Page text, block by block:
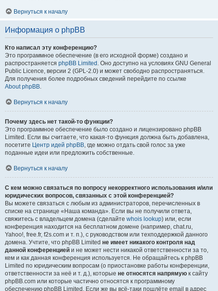
Вернуться к началу
Информация о phpBB
Кто написал эту конференцию?
Это программное обеспечение (в его исходной форме) создано и
распространяется phpBB Limited . Оно доступно на условиях GNU General
Public Licence, версии 2 (GPL-2.0) и может свободно распространяться.
Для получения более подробных сведений перейдите по ссылке
About phpBB.
Вернуться к началу
Почему здесь нет такой-то функции?
Это программное обеспечение было создано и лицензировано phpBB
Limited. Если вы считаете, что какая-то функция должна быть добавлена,
посетите Центр идей phpBB, где можно отдать свой голос за уже
поданные идеи или предложить собственные.
Вернуться к началу
С кем можно связаться по вопросу некорректного использования и/или
юридических вопросов, связанных с этой конференцией?
Вы можете связаться с любым из администраторов, перечисленных в
списке на странице «Наша команда». Если вы не получили ответа,
свяжитесь с владельцем домена (сделайте whois lookup) или, если
конференция находится на бесплатном домене (например, chat.ru,
Yahoo!, free.fr, f2s.com и т. п.), с руководством или техподдержкой данного
домена. Учтите, что phpBB Limited не имеет никакого контроля над
данной конференцией и не может нести никакой ответственности за то,
кем и как данная конференция используется. Не обращайтесь к phpBB
Limited по юридическим вопросам (о приостановке работы конференции,
ответственности за неё и т. д.), которые не относятся напрямую к сайту
phpBB.com или которые частично относятся к программному
обеспечению phpBB Limited. Если же вы всё-таки пошлёте email в адрес